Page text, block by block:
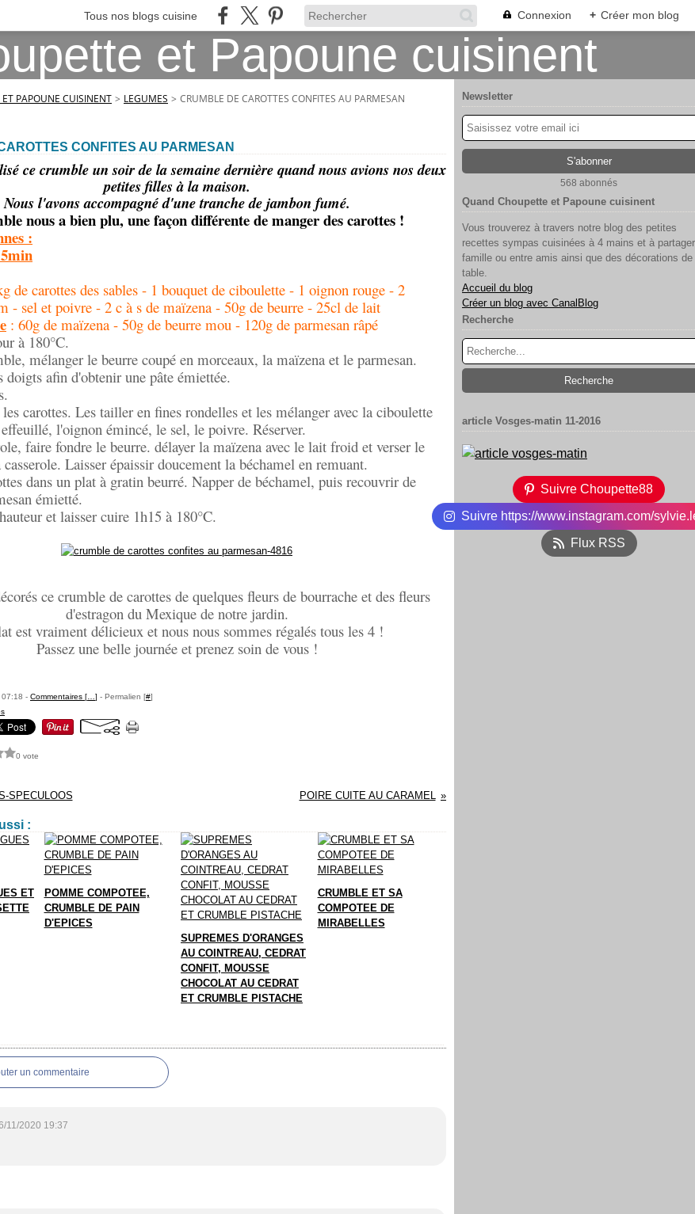
Tous nos blogs cuisine Connexion + Créer mon blog
PAPOUNE CUISINENT > LEGUMES > CRUMBLE DE CAROTTES CONFITES AU PARMESAN
CONFITES AU PARMESAN
ce crumble un soir de la semaine dernière quand nous avions nos deux
petites filles à la maison.
Nous l'avons accompagné d'une tranche de jambon fumé.
nous a bien plu, une façon différente de manger des carottes !
:
de carottes des sables - 1 bouquet de ciboulette - 1 oignon rouge - 2
- sel et poivre - 2 c à s de maïzena - 50g de beurre - 25cl de lait
: 60g de maïzena - 50g de beurre mou - 120g de parmesan râpé
à 180°C.
mélanger le beurre coupé en morceaux, la maïzena et le parmesan.
doigts afin d'obtenir une pâte émiettée.
carottes. Les tailler en fines rondelles et les mélanger avec la ciboulette
l'oignon émincé, le sel, le poivre. Réserver.
faire fondre le beurre. délayer la maïzena avec le lait froid et verser le
Laisser épaissir doucement la béchamel en remuant.
dans un plat à gratin beurré. Napper de béchamel, puis recouvrir de
émietté.
et laisser cuire 1h15 à 180°C.
ce crumble de carottes de quelques fleurs de bourrache et des fleurs
d'estragon du Mexique de notre jardin.
est vraiment délicieux et nous nous sommes régalés tous les 4 !
Passez une belle journée et prenez soin de vous !
- Commentaires [ ] - Permalien [#]
0 vote
SPECULOOS POIRE CUITE AU CARAMEL
:
ET
POMME COMPOTEE,
CRUMBLE DE PAIN
D'EPICES
SUPREMES D'ORANGES
AU COINTREAU, CEDRAT
CONFIT, MOUSSE
CHOCOLAT AU CEDRAT
ET CRUMBLE PISTACHE
CRUMBLE ET SA
COMPOTEE DE
MIRABELLES
un commentaire
11/2020 19:37
Newsletter
568 abonnés
Quand Choupette et Papoune cuisinent
Vous trouverez à travers notre blog des petites
recettes sympas cuisinées à 4 mains et à
famille ou entre amis ainsi que des décorations de
table.
Accueil du blog
Créer un blog avec CanalBlog
Recherche
article Vosges-matin 11-2016
Suivre Choupette88
Suivre https://www.instagram.com/
Flux RSS